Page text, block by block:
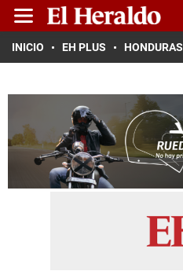
INICIO EH PLUS HONDURAS